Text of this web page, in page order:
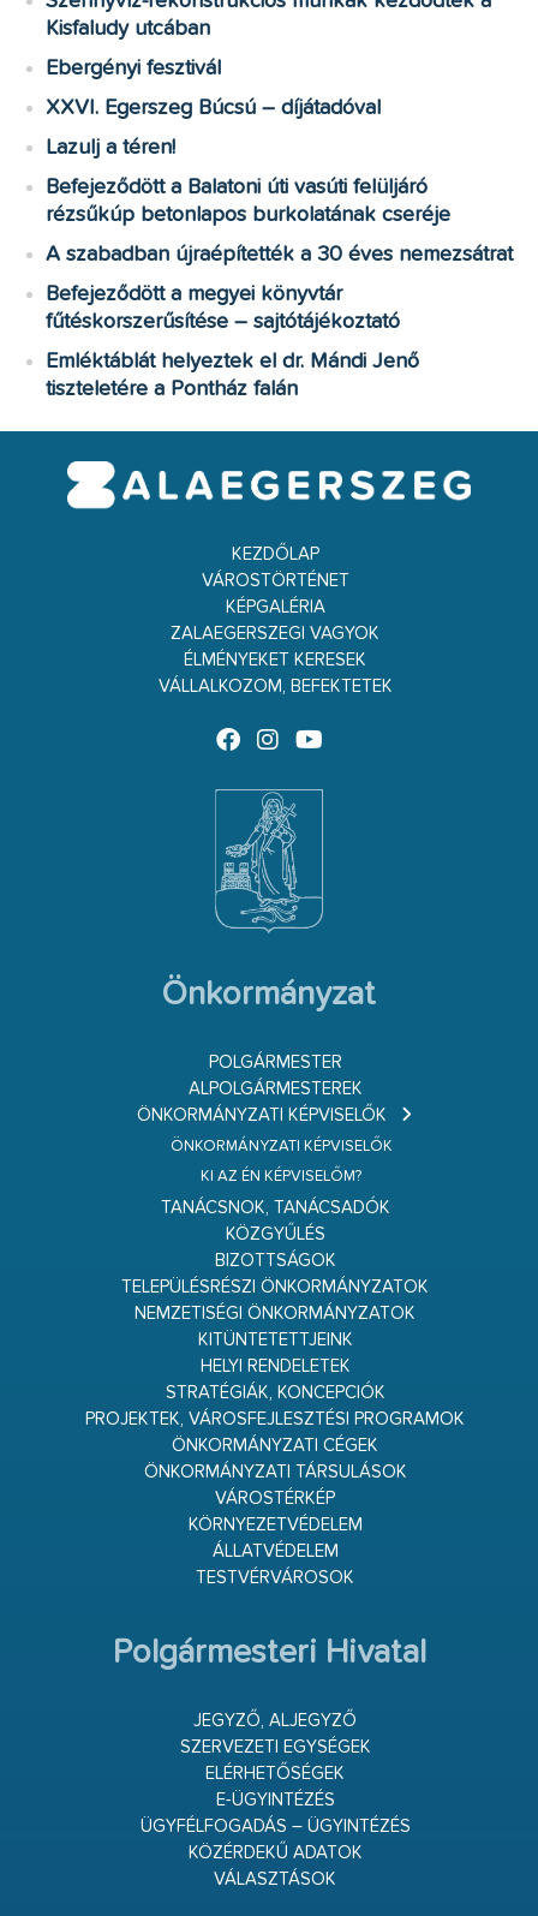
Kisfaludy utcában
Ebergényi fesztivál
XXVI. Egerszeg Búcsú – díjátadóval
Lazulj a téren!
Befejeződött a Balatoni úti vasúti felüljáró
rézsűkúp betonlapos burkolatának cseréje
A szabadban újraépítették a 30 éves nemezsátrat
Befejeződött a megyei könyvtár
fűtéskorszerűsítése – sajtótájékoztató
Emléktáblát helyeztek el dr. Mándi Jenő
tiszteletére a Pontház falán
KEZDŐLAP
VÁROSTÖRTÉNET
KÉPGALÉRIA
ZALAEGERSZEGI VAGYOK
ÉLMÉNYEKET KERESEK
VÁLLALKOZOM, BEFEKTETEK
Önkormányzat
POLGÁRMESTER
ALPOLGÁRMESTEREK
ÖNKORMÁNYZATI KÉPVISELŐK
ÖNKORMÁNYZATI KÉPVISELŐK
KI AZ ÉN KÉPVISELŐM?
TANÁCSNOK, TANÁCSADÓK
KÖZGYŰLÉS
BIZOTTSÁGOK
TELEPÜLÉSRÉSZI ÖNKORMÁNYZATOK
NEMZETISÉGI ÖNKORMÁNYZATOK
KITÜNTETETTJEINK
HELYI RENDELETEK
STRATÉGIÁK, KONCEPCIÓK
PROJEKTEK, VÁROSFEJLESZTÉSI PROGRAMOK
ÖNKORMÁNYZATI CÉGEK
ÖNKORMÁNYZATI TÁRSULÁSOK
VÁROSTÉRKÉP
KÖRNYEZETVÉDELEM
ÁLLATVÉDELEM
TESTVÉRVÁROSOK
Polgármesteri Hivatal
JEGYZŐ, ALJEGYZŐ
SZERVEZETI EGYSÉGEK
ELÉRHETŐSÉGEK
E-ÜGYINTÉZÉS
ÜGYFÉLFOGADÁS – ÜGYINTÉZÉS
KÖZÉRDEKŰ ADATOK
VÁLASZTÁSOK